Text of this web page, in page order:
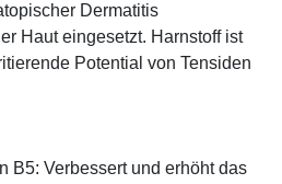
Dermatitis
Haut eingesetzt. Harnstoff ist
Potential von Tensiden
B5: Verbessert und erhöht das